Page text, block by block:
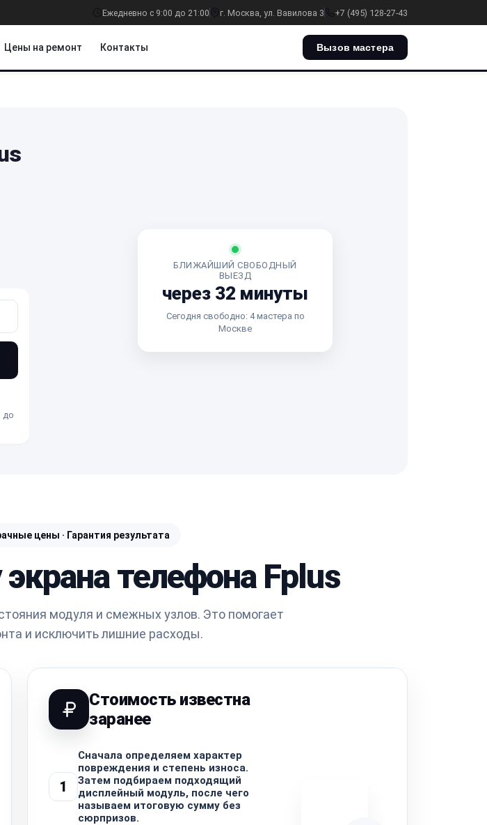
Ежедневно с 9:00 до 21:00 г. Москва, ул. Вавилова 3 +7 (495) 128-27-43
Цены на ремонт Контакты Вызов мастера
до
БЛИЖАЙШИЙ СВОБОДНЫЙ
ВЫЕЗД
через 32 минуты
Сегодня свободно: 4 мастера по
Москве
цены · Гарантия результата
телефона Fplus
модуля и смежных узлов. Это помогает
и исключить лишние расходы.
Стоимость известна
заранее
1
Сначала определяем характер
повреждения и степень износа.
Затем подбираем подходящий
дисплейный модуль, после чего
называем итоговую сумму без
сюрпризов.